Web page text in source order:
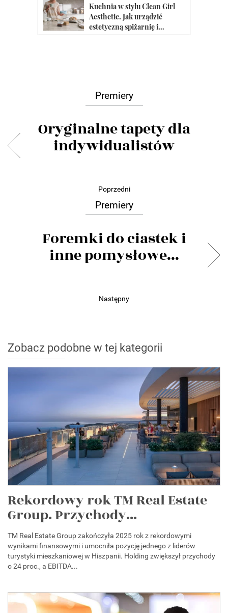
Premiery
Oryginalne tapety dla
indywidualistów
Poprzedni
Premiery
Foremki do ciastek i
inne pomysłowe...
Następny
Zobacz podobne w tej kategorii
Rekordowy rok TM Real Estate
Group. Przychody...
TM Real Estate Group zakończyła 2025 rok z rekordowymi
wynikami finansowymi i umocniła pozycję jednego z liderów
turystyki mieszkaniowej w Hiszpanii. Holding zwiększył przychody
o 24 proc., a EBITDA...